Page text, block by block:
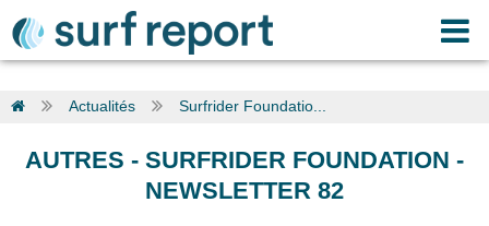
Actualités Surfrider Foundatio...
AUTRES - SURFRIDER FOUNDATION -
NEWSLETTER 82